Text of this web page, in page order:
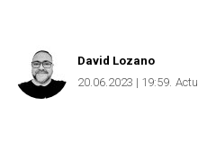
David Lozano
20.06.2023 | 19:59